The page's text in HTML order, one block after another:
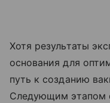
Хотя результаты
основания для
путь к созданию
Следующим этапом